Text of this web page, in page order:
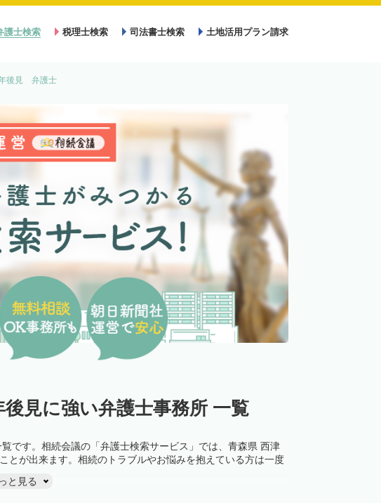
護士検索 税理士検索 司法書士検索 土地活用プラン請求
後見 弁護士
見に強い弁護士事務所 一覧
です。相続会議の「弁護士検索サービス」では、青森県 西津
とが出来ます。相続のトラブルやお悩みを抱えている方は一度
と見る